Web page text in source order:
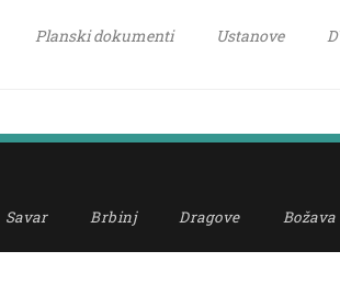
Planski dokumenti Ustanove
Savar Brbinj Dragove Božava